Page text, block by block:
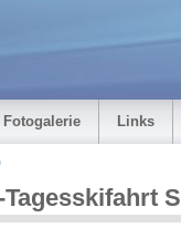
Fotogalerie Links
Tagesskifahrt